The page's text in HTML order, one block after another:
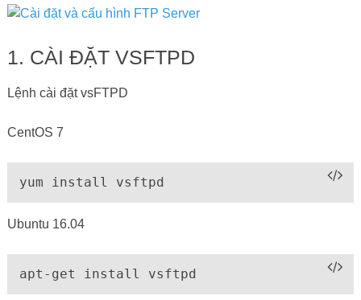
1. CÀI ĐẶT VSFTPD
Lệnh cài đặt vsFTPD
CentOS 7
yum install vsftpd
Ubuntu 16.04
apt-get install vsftpd